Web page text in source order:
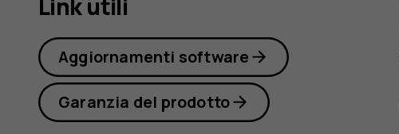
Link utili
Aggiornamenti software
Garanzia del prodotto